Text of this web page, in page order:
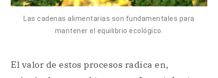
El valor de estos procesos radica en,
principalmente, eltraspaso de nutrientes
de un organismo a otro
mediante la
que se mantiene elequilibrioentre los